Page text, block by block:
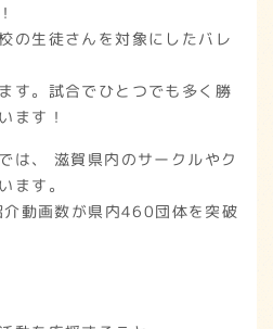
の生徒さんを対象にしたバレ
す。試合でひとつでも多く勝
ます！
は、 滋賀県内のサークルやク
ます。
動画数が県内460団体を突破